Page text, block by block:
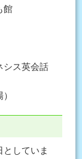
館
ス英会話
していま